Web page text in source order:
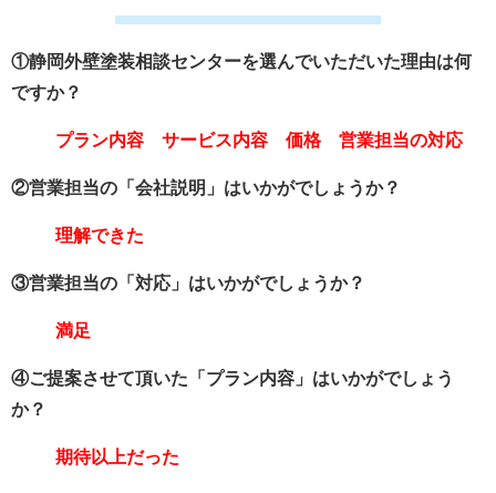
①静岡外壁塗装相談センターを選んでいただいた理由は何
ですか？
プラン内容 サービス内容 価格 営業担当の対応
②営業担当の「会社説明」はいかがでしょうか？
理解できた
③営業担当の「対応」はいかがでしょうか？
満足
④ご提案させて頂いた「プラン内容」はいかがでしょう
か？
期待以上だった